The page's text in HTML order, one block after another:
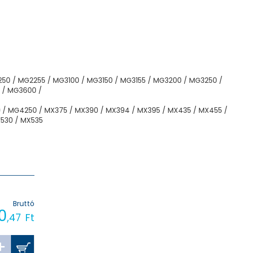
/ MG2255 / MG3100 / MG3150 / MG3155 / MG3200 / MG3250 /
/ MG3600 /
/ MG4250 / MX375 / MX390 / MX394 / MX395 / MX435 / MX455 /
/ MX535
Bruttó
,47 Ft